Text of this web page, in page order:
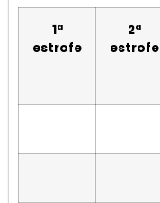
1ª
estrofe
2ª
estrofe